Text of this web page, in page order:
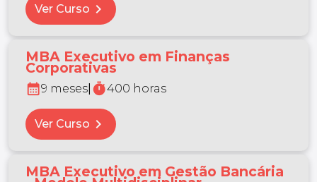
Ver Curso chevron_right
MBA Executivo em Finanças
Corporativas
calendar_month9 meses timer400 horas
Ver Curso chevron_right
MBA Executivo em Gestão Bancária